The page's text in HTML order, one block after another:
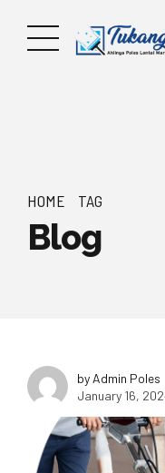
HOME TAG
Blog
by Admin Poles
January 16,